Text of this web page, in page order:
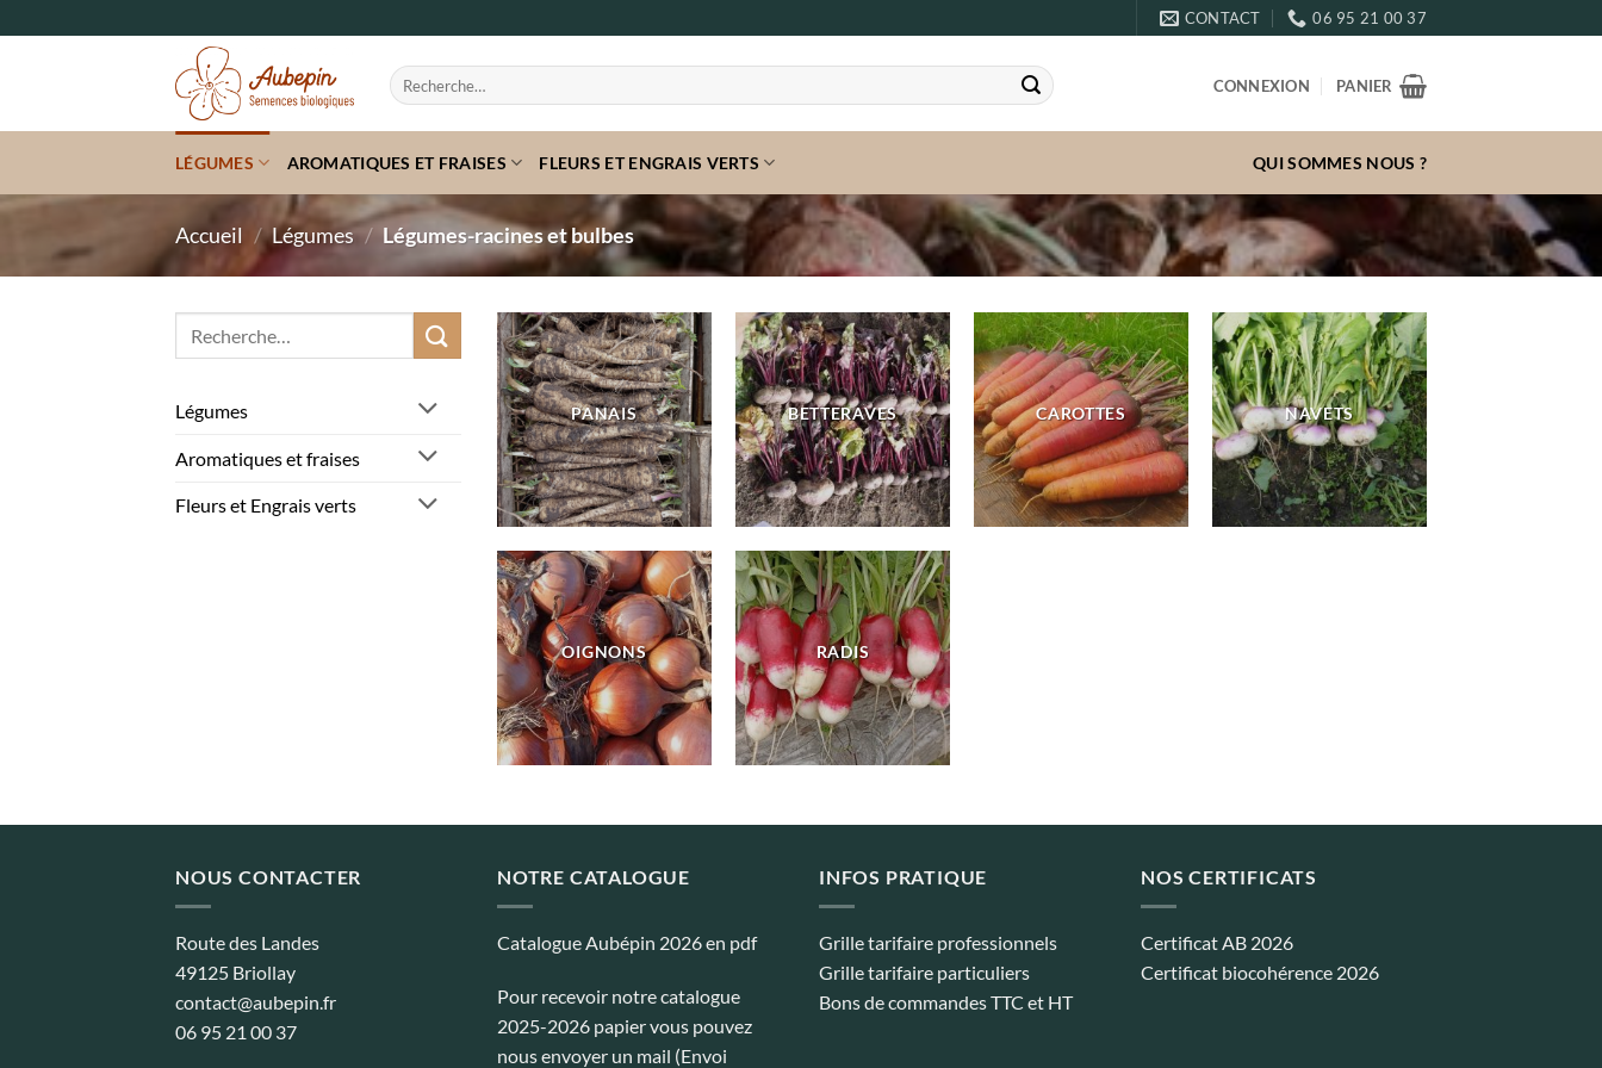
au
CONTACT 06 95 21 00 37
Recherche
pour :
CONNEXION PANIER
LÉGUMES AROMATIQUES ET FRAISES FLEURS ET ENGRAIS VERTS QUI SOMMES NOUS ?
Accueil / Légumes / Légumes-racines et bulbes
Légumes
Aromatiques et fraises
Fleurs et Engrais verts
PANAIS BETTERAVES CAROTTES NAVETS
OIGNONS RADIS
NOUS CONTACTER
Route des Landes
49125 Briollay
contact@aubepin.fr
06 95 21 00 37
NOTRE CATALOGUE
Catalogue Aubépin 2026 en pdf
Pour recevoir notre catalogue
2025-2026 papier vous pouvez
nous envoyer un mail (Envoi
INFOS PRATIQUE
Grille tarifaire professionnels
Grille tarifaire particuliers
Bons de commandes TTC et HT
NOS CERTIFICATS
Certificat AB 2026
Certificat biocohérence 2026